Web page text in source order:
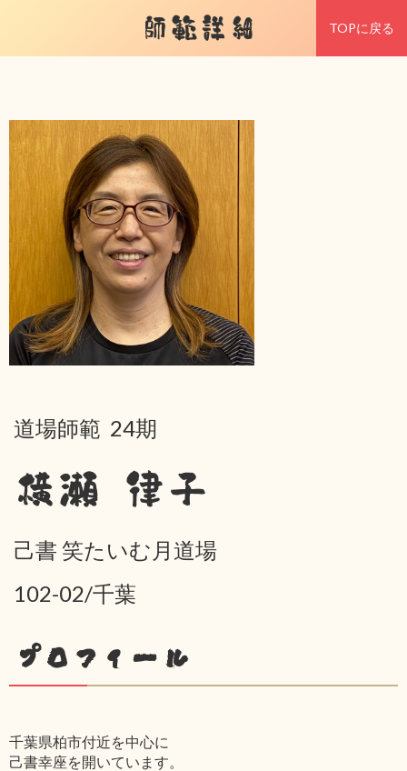
師範詳細 TOPに戻る
道場師範 24期
横瀬 律子
己書 笑たいむ月道場
102-02/千葉
プロフィール
千葉県柏市付近を中心に
己書幸座を開いています。